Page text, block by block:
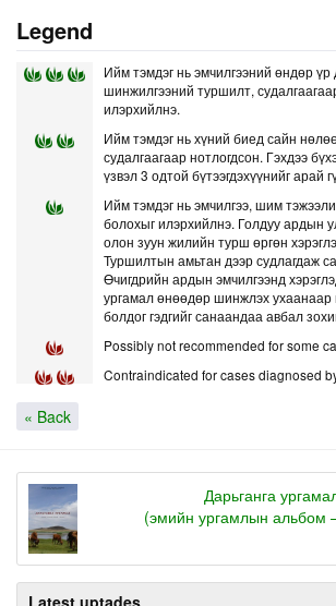
Legend
Ийм тэмдэг нь эмчилгээний өндөр
шинжилгээний туршилт,
илэрхийлнэ.
Ийм тэмдэг нь хүний биед сайн
судалгаагаар нотлогдсон. Гэхдээ
үзвэл 3 одтой бүтээгдэхүүнийг арай
Ийм тэмдэг нь эмчилгээ, шим
болохыг илэрхийлнэ. Голдуу ардын
олон зуун жилийн турш өргөн
Туршилтын амьтан дээр судлагдаж
Өчигдрийн ардын эмчилгээнд
ургамал өнөөдөр шинжлэх ухаанаар
болдог гэдгийг санаандаа авбал
Possibly not recommended for some
Contraindicated for cases diagnosed
« Back
Дарьганга
(эмийн ургамлын альбом
Latest uptades